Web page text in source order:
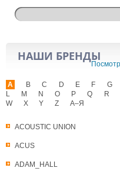
НАШИ БРЕНДЫ
A
ACOUSTIC UNION
ACUS
ADAM_HALL
B C D E F G
L
M N O P Q R
W
X Y Z А–Я